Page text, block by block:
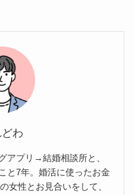
わ
アプリ→結婚相談所と、
と7年。婚活に使ったお金
女性とお見合いをして、